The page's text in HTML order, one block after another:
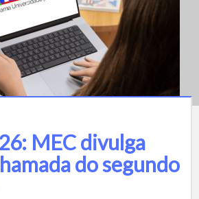
MEC divulga
do segundo